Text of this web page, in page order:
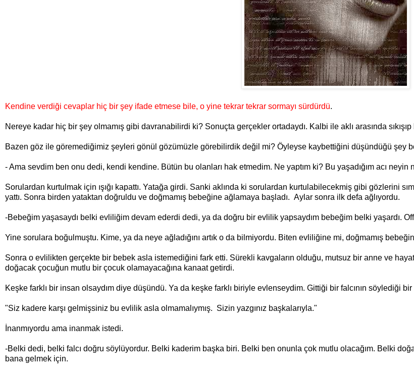
Kendine verdiği cevaplar hiç bir şey ifade etmese bile, o yine tekrar tekrar sormayı sürdürdü.
Nereye kadar hiç bir şey olmamış gibi davranabilirdi ki? Sonuçta gerçekler ortadaydı. Kalbi ile aklı arasında sıkışıp
Bazen göz ile göremediğimiz şeyleri gönül gözümüzle görebilirdik değil mi? Öyleyse kaybettiğini düşündüğü şey
- Ama sevdim ben onu dedi, kendi kendine. Bütün bu olanları hak etmedim. Ne yaptım ki? Bu yaşadığım acı neyin
Sorulardan kurtulmak için ışığı kapattı. Yatağa girdi. Sanki aklında ki sorulardan kurtulabilecekmiş gibi gözlerini
yattı. Sonra birden yataktan doğruldu ve doğmamış bebeğine ağlamaya başladı. Aylar sonra ilk defa ağlıyordu.
-Bebeğim yaşasaydı belki evliliğim devam ederdi dedi, ya da doğru bir evlilik yapsaydım bebeğim belki yaşardı.
Yine sorulara boğulmuştu. Kime, ya da neye ağladığını artık o da bilmiyordu. Biten evliliğine mi, doğmamış
Sonra o evlilikten gerçekte bir bebek asla istemediğini fark etti. Sürekli kavgaların olduğu, mutsuz bir anne ve
doğacak çocuğun mutlu bir çocuk olamayacağına kanaat getirdi.
Keşke farklı bir insan olsaydım diye düşündü. Ya da keşke farklı biriyle evlenseydim. Gittiği bir falcının söylediği
"Siz kadere karşı gelmişsiniz bu evlilik asla olmamalıymış. Sizin yazgınız başkalarıyla."
İnanmıyordu ama inanmak istedi.
-Belki dedi, belki falcı doğru söylüyordur. Belki kaderim başka biri. Belki ben onunla çok mutlu olacağım. Belki
bana gelmek için.